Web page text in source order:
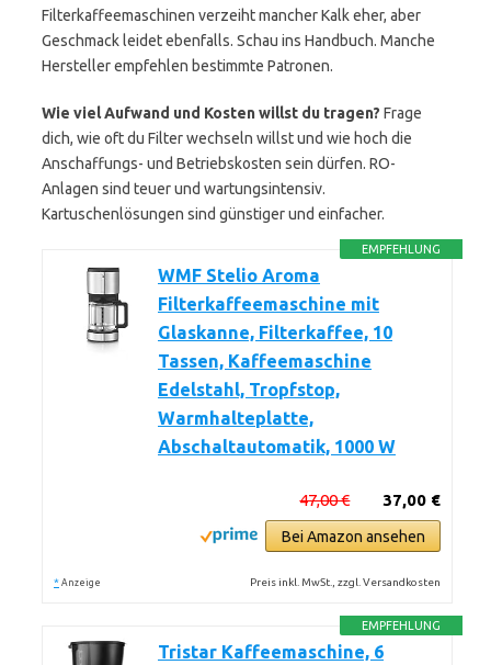
Filterkaffeemaschinen verzeiht mancher Kalk eher, aber
Geschmack leidet ebenfalls. Schau ins Handbuch. Manche
Hersteller empfehlen bestimmte Patronen.
Wie viel Aufwand und Kosten willst du tragen? Frage
dich, wie oft du Filter wechseln willst und wie hoch die
Anschaffungs- und Betriebskosten sein dürfen. RO-
Anlagen sind teuer und wartungsintensiv.
Kartuschenlösungen sind günstiger und einfacher.
EMPFEHLUNG
WMF Stelio Aroma
Filterkaffeemaschine mit
Glaskanne, Filterkaffee, 10
Tassen, Kaffeemaschine
Edelstahl, Tropfstop,
Warmhalteplatte,
Abschaltautomatik, 1000 W
37,00 €
47,00 €
Bei Amazon ansehen
* Anzeige Preis inkl. MwSt., zzgl. Versandkosten
EMPFEHLUNG
Tristar Kaffeemaschine, 6